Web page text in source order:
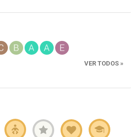
VER TODOS »